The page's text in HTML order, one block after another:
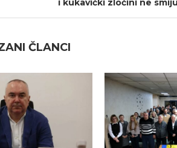
i kukavički zločini ne
ČLANCI